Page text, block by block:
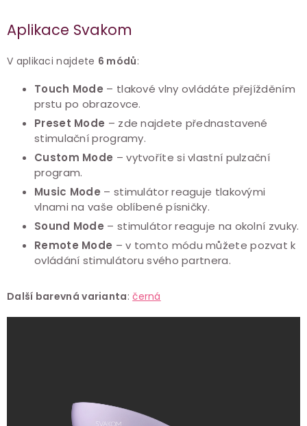
Aplikace Svakom
V aplikaci najdete 6 módů:
Touch Mode – tlakové vlny ovládáte přejížděním
prstu po obrazovce.
Preset Mode – zde najdete přednastavené
stimulační programy.
Custom Mode – vytvoříte si vlastní pulzační
program.
Music Mode – stimulátor reaguje tlakovými
vlnami na vaše oblíbené písničky.
Sound Mode – stimulátor reaguje na okolní zvuky.
Remote Mode – v tomto módu můžete pozvat k
ovládání stimulátoru svého partnera.
Další barevná varianta:černá